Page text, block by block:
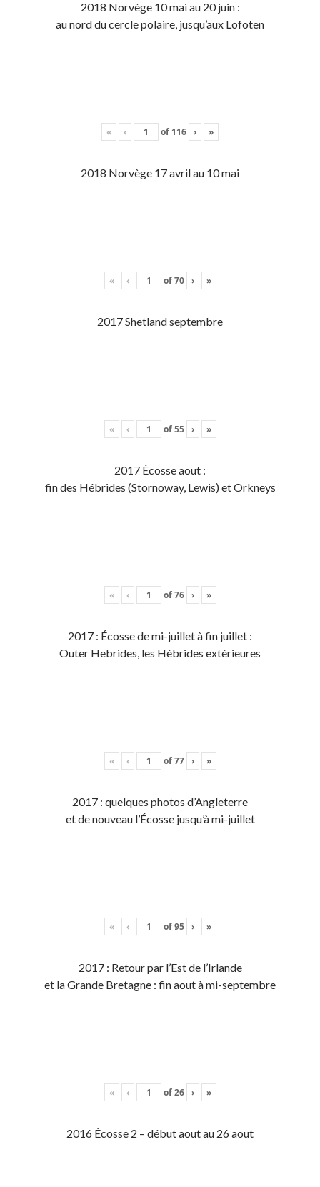
2018 Norvège 10 mai au 20 juin :
au nord du cercle polaire, jusqu’aux Lofoten
« ‹ of 116 › »
2018 Norvège 17 avril au 10 mai
« ‹ of70 › »
2017 Shetland septembre
« ‹ of55 › »
2017 Écosse aout :
fin des Hébrides (Stornoway, Lewis) et Orkneys
« ‹ of76 › »
2017 : Écosse de mi-juillet à fin juillet :
Outer Hebrides, les Hébrides extérieures
« ‹ of77 › »
2017 : quelques photos d’Angleterre
et de nouveau l’Écosse jusqu’à mi-juillet
« ‹ of95 › »
2017 : Retour par l’Est de l’Irlande
et la Grande Bretagne : fin aout à mi-septembre
« ‹ of26 › »
2016 Écosse 2 – début aout au 26 aout